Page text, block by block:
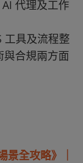
代理及工作
工具及流程整
與合規兩方面
全攻略》｜